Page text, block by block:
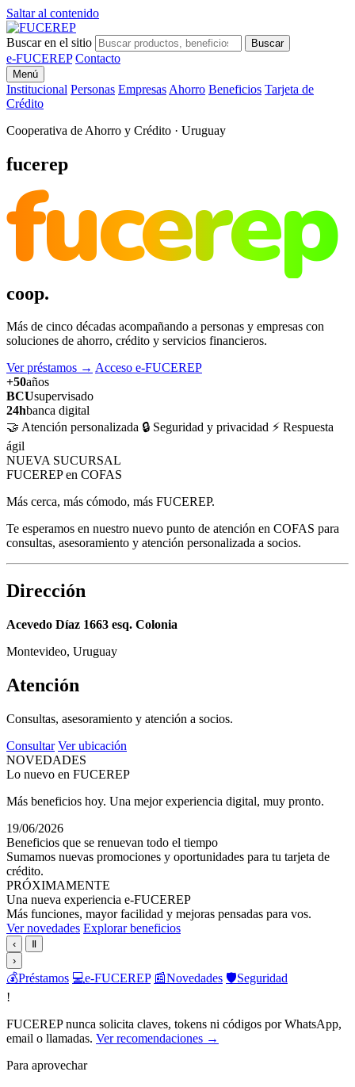
Saltar al contenido
Buscar en el sitio Buscar
e-FUCEREP Contacto
Menú
Institucional Personas Empresas Ahorro Beneficios Tarjeta de
Crédito
Cooperativa de Ahorro y Crédito · Uruguay
fucerep
fucerep
coop.
Más de cinco décadas acompañando a personas y empresas con
soluciones de ahorro, crédito y servicios financieros.
Ver préstamos → Acceso e-FUCEREP
+50años
BCUsupervisado
24hbanca digital
🤝 Atención personalizada 🔒 Seguridad y privacidad ⚡ Respuesta
ágil
NUEVA SUCURSAL
FUCEREP en COFAS
Más cerca, más cómodo, más FUCEREP.
Te esperamos en nuestro nuevo punto de atención en COFAS para
consultas, asesoramiento y atención personalizada a socios.
Dirección
Acevedo Díaz 1663 esq. Colonia
Montevideo, Uruguay
Atención
Consultas, asesoramiento y atención a socios.
Consultar Ver ubicación
NOVEDADES
Lo nuevo en FUCEREP
Más beneficios hoy. Una mejor experiencia digital, muy pronto.
19/06/2026
Beneficios que se renuevan todo el tiempo
Sumamos nuevas promociones y oportunidades para tu tarjeta de
crédito.
PRÓXIMAMENTE
Una nueva experiencia e-FUCEREP
Más funciones, mayor facilidad y mejoras pensadas para vos.
Ver novedades Explorar beneficios
‹
Ⅱ
›
💰Préstamos 💻e-FUCEREP 📰Novedades 🛡️Seguridad
!
FUCEREP nunca solicita claves, tokens ni códigos por WhatsApp,
email o llamadas. Ver recomendaciones →
Para aprovechar